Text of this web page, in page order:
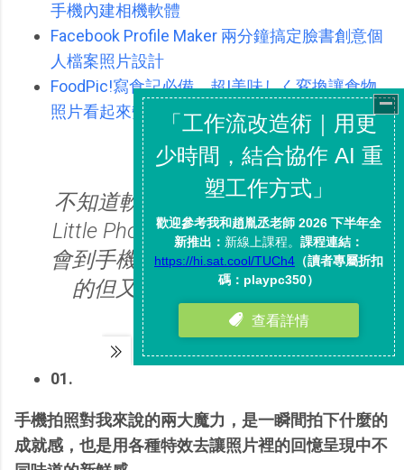
手機內建相機軟體
Facebook Profile Maker 兩分鐘搞定臉書創意個
人檔案照片設計
FoodPic!寫食記必備，超!美味しく変換讓食物
照片看起來變好吃
不知道軟體作者把App名稱取做
Little Photo，是不是也是因為體
會到手機照相與後製中那種小小
的但又令人著迷的樂趣呢？
01.
手機拍照對我來說的兩大魔力，是一瞬間拍下什麼的
成就感，也是用各種特效去讓照片裡的回憶呈現中不